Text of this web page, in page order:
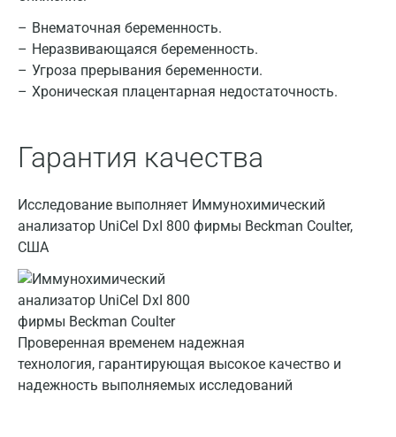
Внематочная беременность.
Неразвивающаяся беременность.
Угроза прерывания беременности.
Хроническая плацентарная недостаточность.
Гарантия качества
Исследование выполняет Иммунохимический
анализатор UniCel DxI 800 фирмы Beckman Coulter,
США
Проверенная временем надежная
технология, гарантирующая высокое качество и
надежность выполняемых исследований
Казань
Альметьевск
Балашиха
Брянск
Великий Новгород
Видное
Владимир